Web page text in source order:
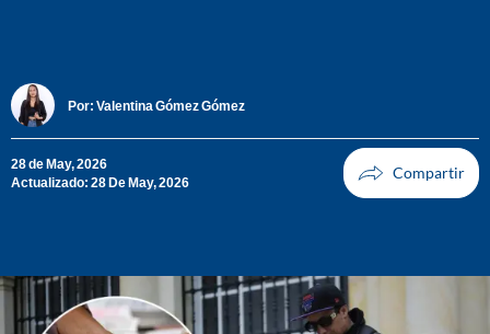
Por: Valentina Gómez Gómez
28 de May, 2026
Actualizado: 28 De May, 2026